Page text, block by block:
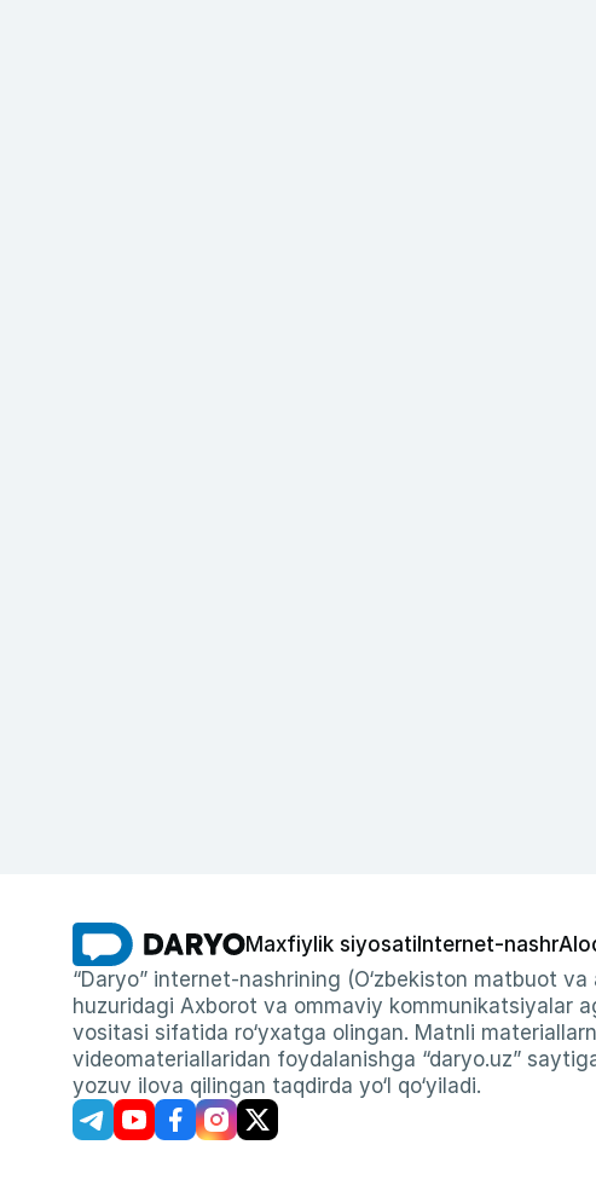
Maxfiylik siyosati Internet-nashr
“Daryo” internet-nashrining (O‘zbekiston matbuot
huzuridagi Axborot va ommaviy kommunikatsiyalar
vositasi sifatida ro‘yxatga olingan. Matnli
videomateriallaridan foydalanishga “daryo.uz”
yozuv ilova qilingan taqdirda yo‘l qo‘yiladi.